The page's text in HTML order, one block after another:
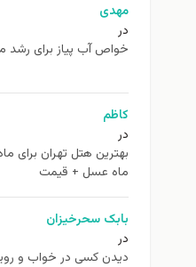
مهدی
در
خواص آب پیاز برای رشد
کاظم
در
ماه عسل + قیمت
بابک سحرخیزان
در
دیدن کسی در خواب و